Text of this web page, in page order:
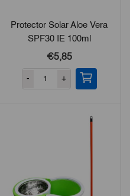
Protector Solar Aloe Vera
SPF30 IE 100ml
€5,85
- +